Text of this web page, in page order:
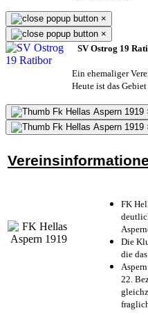
×
×
SV Ostrog 19
Ein ehemaliger
Heute ist das
FK
Die
die
22.